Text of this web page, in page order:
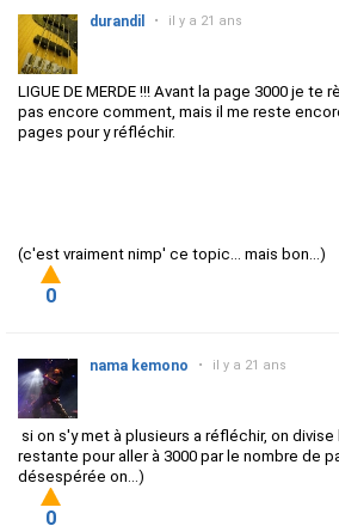
durandil • il y a 21 ans
LIGUE DE MERDE !!! Avant la page 3000 je
pas encore comment, mais il me reste
pages pour y réfléchir.
(c'est vraiment nimp' ce topic... mais bon...)
0
nama kemono • il y a 21 ans
si on s'y met à plusieurs a réfléchir, on
restante pour aller à 3000 par le nombre de
désespérée on...)
0